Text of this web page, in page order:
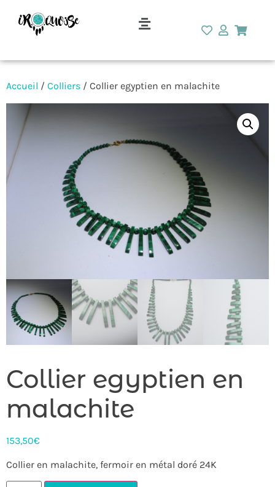
Accueil / Colliers / Collier egyptien en malachite
Collier egyptien en
malachite
153,50€
Collier en malachite, fermoir en métal doré 24K